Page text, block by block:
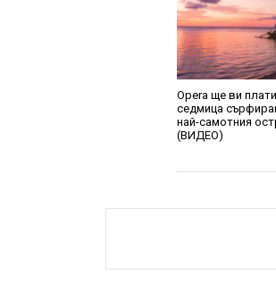
Opera ще ви
седмица
най-самотния
(ВИДЕО)